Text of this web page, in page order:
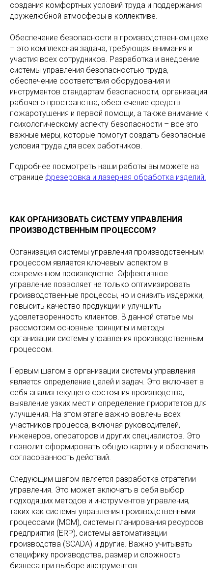
создания комфортных условий труда и поддержания
дружелюбной атмосферы в коллективе.
Обеспечение безопасности в производственном цехе
– это комплексная задача, требующая внимания и
участия всех сотрудников. Разработка и внедрение
системы управления безопасностью труда,
обеспечение соответствия оборудования и
инструментов стандартам безопасности, организация
рабочего пространства, обеспечение средств
пожаротушения и первой помощи, а также внимание к
психологическому аспекту безопасности – все это
важные меры, которые помогут создать безопасные
условия труда для всех работников.
Подробнее посмотреть наши работы вы можете на
странице фрезеровка и лазерная обработка изделий.
КАК ОРГАНИЗОВАТЬ СИСТЕМУ УПРАВЛЕНИЯ
ПРОИЗВОДСТВЕННЫМ ПРОЦЕССОМ?
Организация системы управления производственным
процессом является ключевым аспектом в
современном производстве. Эффективное
управление позволяет не только оптимизировать
производственные процессы, но и снизить издержки,
повысить качество продукции и улучшить
удовлетворенность клиентов. В данной статье мы
рассмотрим основные принципы и методы
организации системы управления производственным
процессом.
Первым шагом в организации системы управления
является определение целей и задач. Это включает в
себя анализ текущего состояния производства,
выявление узких мест и определение приоритетов для
улучшения. На этом этапе важно вовлечь всех
участников процесса, включая руководителей,
инженеров, операторов и других специалистов. Это
позволит сформировать общую картину и обеспечить
согласованность действий.
Следующим шагом является разработка стратегии
управления. Это может включать в себя выбор
подходящих методов и инструментов управления,
таких как системы управления производственными
процессами (MOM), системы планирования ресурсов
предприятия (ERP), системы автоматизации
производства (SCADA) и другие. Важно учитывать
специфику производства, размер и сложность
бизнеса при выборе инструментов.